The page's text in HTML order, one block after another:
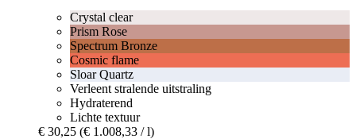
Crystal clear
Prism Rose
Spectrum Bronze
Cosmic flame
Sloar Quartz
Verleent stralende uitstraling
Hydraterend
Lichte textuur
€ 30,25 (€ 1.008,33 / l)